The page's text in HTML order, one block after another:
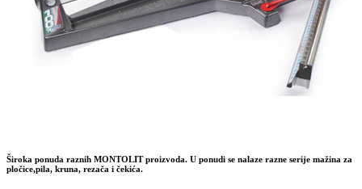
Široka ponuda raznih MONTOLIT proizvoda. U ponudi se nalaze razne serije mažina za
pločice,pila, kruna, rezača i čekića.